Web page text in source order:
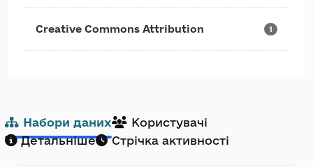
Creative Commons Attribution 1
Набори даних
Користувачі
Детальніше
Стрічка активності